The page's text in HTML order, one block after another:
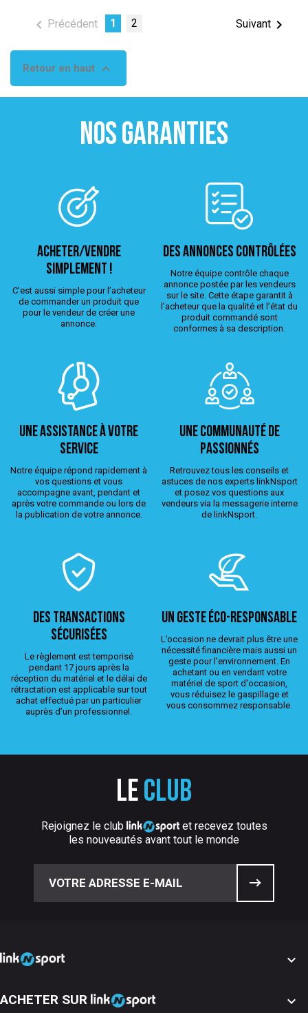
 Précédent 1 2 Suivant 
Retour en haut 
NOS GARANTIES
ACHETER/VENDRE
simplement !
C’est aussi simple pour l’acheteur
de commander un produit que
pour le vendeur de créer une
annonce.
Des annonces contrôlées
Notre équipe contrôle chaque
annonce postée par les vendeurs
sur le site. Cette étape garantit à
l’acheteur que la qualité et l’état du
produit commandé sont
conformes à sa description.
Une assistance à votre
service
Notre équipe répond rapidement à
vos questions et vous
accompagne avant, pendant et
après votre commande ou lors de
la publication de votre annonce.
Une Communauté de
passionnés
Retrouvez tous les conseils et
astuces de nos experts linkNsport
et posez vos questions aux
vendeurs via la messagerie interne
de linkNsport.
Des transactions
sécurisées
Le règlement est temporisé
pendant 17 jours après la
réception du matériel et le délai de
rétractation est applicable sur tout
achat effectué par un particulier
auprès d’un professionnel.
Un geste éco-responsable
L’occasion ne devrait plus être une
nécessité financière mais aussi un
geste pour l’environnement. En
achetant ou en vendant votre
matériel de sport d'occasion,
vous réduisez le gaspillage et
vous consommez responsable.
Le club
Rejoignez le club
et recevez toutes
les nouveautés avant tout le monde

ACHETER SUR 